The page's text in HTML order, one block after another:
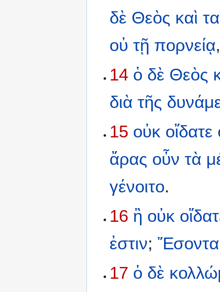
δὲ Θεὸς καὶ
οὐ τῇ πορνείᾳ
14 ὁ δὲ Θεὸς
διὰ τῆς
15 οὐκ οἴδατε
ἄρας οὖν τὰ
γένοιτο.
16 ἢ οὐκ
ἐστιν;
17 ὁ δὲ